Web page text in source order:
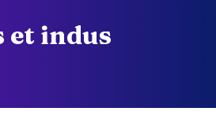
et indus